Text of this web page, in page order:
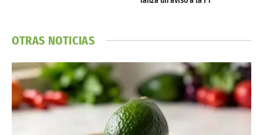
OTRAS NOTICIAS